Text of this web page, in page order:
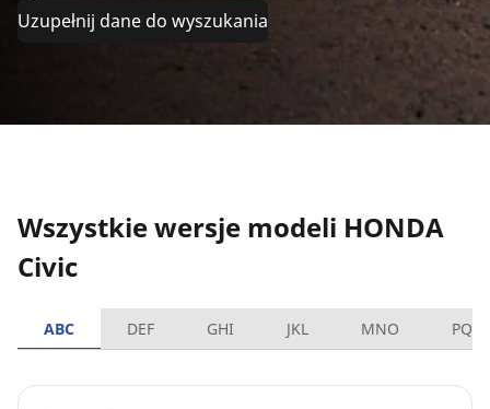
Uzupełnij dane do wyszukania
Wszystkie wersje modeli HONDA
Civic
ABC DEF GHI JKL MNO PQRS